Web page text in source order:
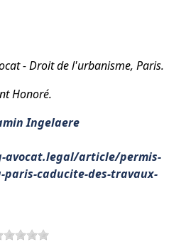
- Droit de l'urbanisme, Paris.
Honoré.
Ingelaere
article/permis-
paris-caducite-des-travaux-